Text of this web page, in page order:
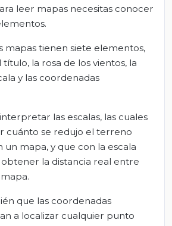
leer mapas necesitas conocer
mapas tienen siete elementos,
título, la rosa de los vientos, la
y las coordenadas
las escalas, las cuales
cuánto se redujo el terreno
un mapa, y que con la escala
la distancia real entre
que las coordenadas
a localizar cualquier punto